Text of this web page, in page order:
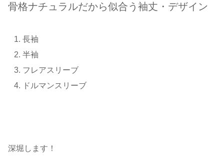
骨格ナチュラルだから似合う袖丈・デザイン
長袖
半袖
フレアスリーブ
ドルマンスリーブ
深堀します！